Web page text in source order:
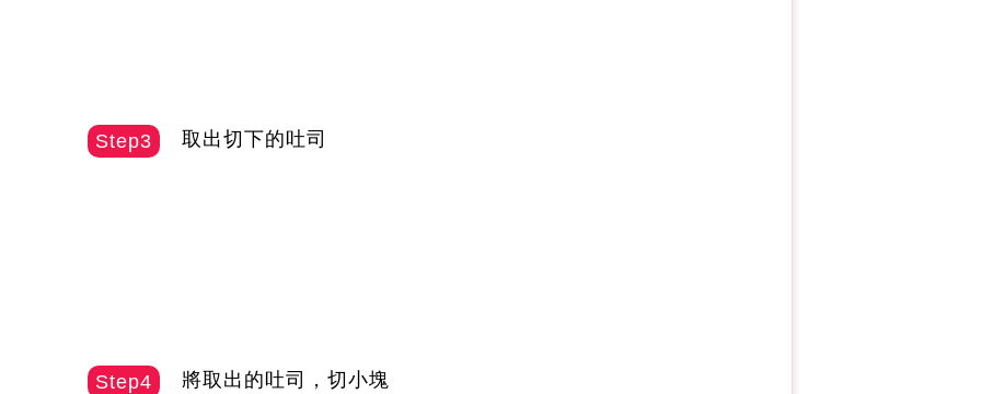
Step3 取出切下的吐司
Step4 將取出的吐司，切小塊